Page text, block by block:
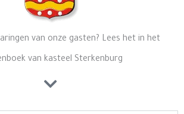
van onze gasten? Lees het in het
van kasteel Sterkenburg